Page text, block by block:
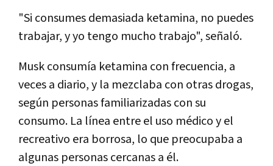
"Si consumes demasiada ketamina, no puedes
trabajar, y yo tengo mucho trabajo", señaló.
Musk consumía ketamina con frecuencia, a
veces a diario, y la mezclaba con otras drogas,
según personas familiarizadas con su
consumo. La línea entre el uso médico y el
recreativo era borrosa, lo que preocupaba a
algunas personas cercanas a él.